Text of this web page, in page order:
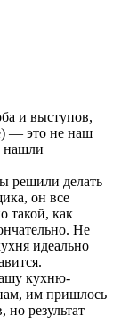
и выступов,
— это не наш
нашли
решили делать
он все
такой, как
Не
идеально
кухню-
им пришлось
результат